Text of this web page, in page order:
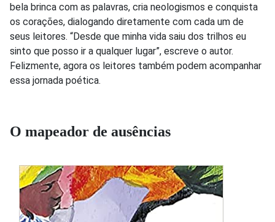
bela brinca com as palavras, cria neologismos e conquista
os corações, dialogando diretamente com cada um de
seus leitores. “Desde que minha vida saiu dos trilhos eu
sinto que posso ir a qualquer lugar”, escreve o autor.
Felizmente, agora os leitores também podem acompanhar
essa jornada poética.
O mapeador de ausências